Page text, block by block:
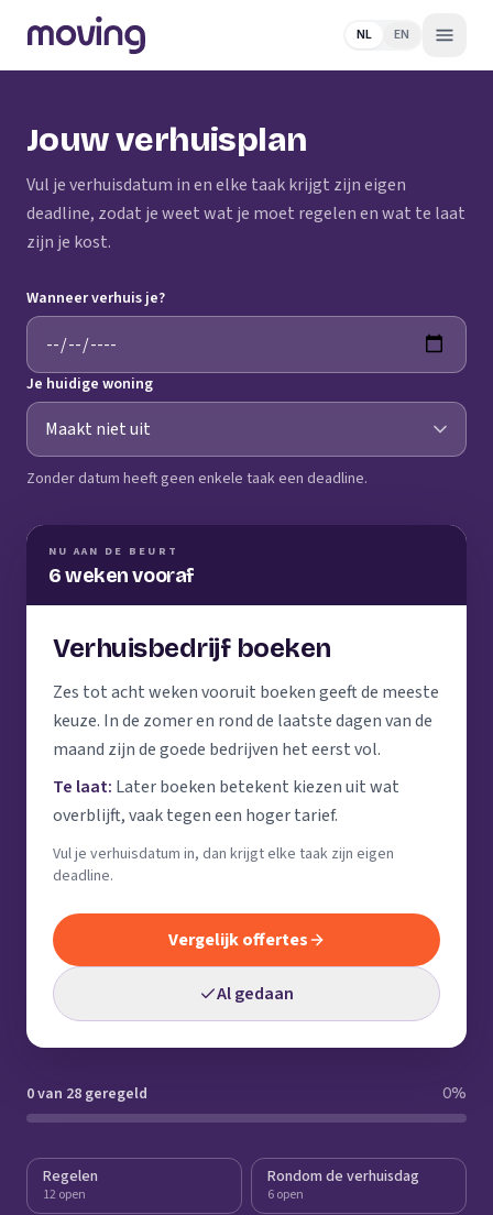
NL EN
Jouw verhuisplan
Vul je verhuisdatum in en elke taak krijgt zijn eigen
deadline, zodat je weet wat je moet regelen en wat te laat
zijn je kost.
Wanneer verhuis je?
Je huidige woning
Zonder datum heeft geen enkele taak een deadline.
NU AAN DE BEURT
6 weken vooraf
Verhuisbedrijf boeken
Zes tot acht weken vooruit boeken geeft de meeste
keuze. In de zomer en rond de laatste dagen van de
maand zijn de goede bedrijven het eerst vol.
Te laat: Later boeken betekent kiezen uit wat
overblijft, vaak tegen een hoger tarief.
Vul je verhuisdatum in, dan krijgt elke taak zijn eigen
deadline.
Vergelijk offertes
Al gedaan
0 van 28 geregeld 0%
Regelen
12 open
Rondom de verhuisdag
6 open